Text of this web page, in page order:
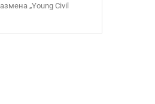
„Young Civil